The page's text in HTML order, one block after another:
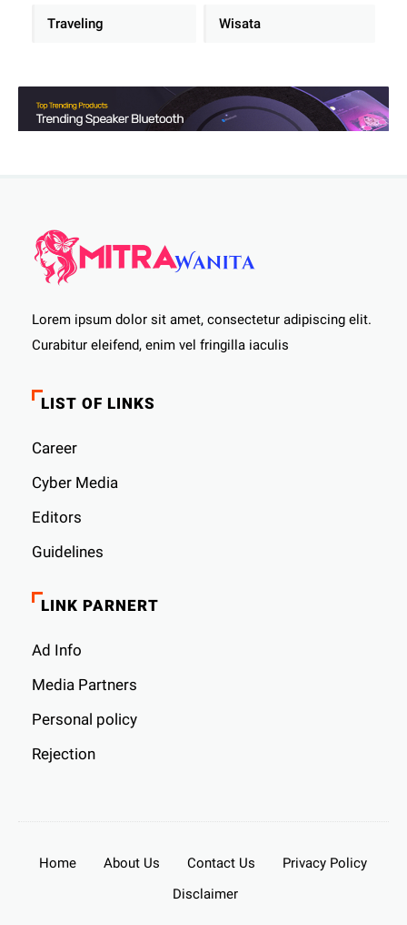
Traveling Wisata
Lorem ipsum dolor sit amet, consectetur adipiscing elit.
Curabitur eleifend, enim vel fringilla iaculis
LIST OF LINKS
Career
Cyber ​​Media
Editors
Guidelines
LINK PARNERT
Ad Info
Media Partners
Personal policy
Rejection
Home About Us Contact Us
Privacy Policy
Disclaimer